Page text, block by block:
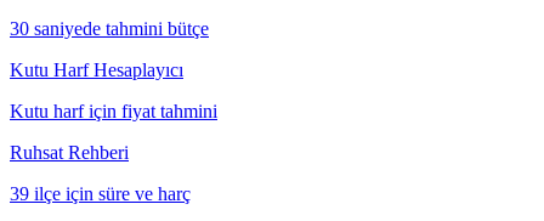
30 saniyede tahmini bütçe
Kutu Harf Hesaplayıcı
Kutu harf için fiyat tahmini
Ruhsat Rehberi
39 ilçe için süre ve harç